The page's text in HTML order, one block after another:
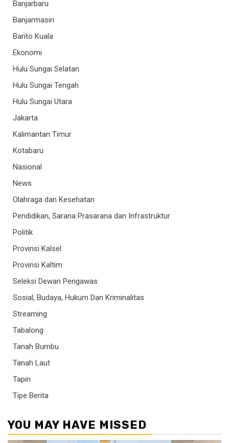
Banjarbaru
Banjarmasin
Barito Kuala
Ekonomi
Hulu Sungai Selatan
Hulu Sungai Tengah
Hulu Sungai Utara
Jakarta
Kalimantan Timur
Kotabaru
Nasional
News
Olahraga dan Kesehatan
Pendidikan, Sarana Prasarana dan Infrastruktur
Politik
Provinsi Kalsel
Provinsi Kaltim
Seleksi Dewan Pengawas
Sosial, Budaya, Hukum Dan Kriminalitas
Streaming
Tabalong
Tanah Bumbu
Tanah Laut
Tapin
Tipe Berita
YOU MAY HAVE MISSED